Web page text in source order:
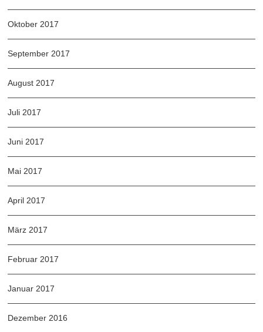
Oktober 2017
September 2017
August 2017
Juli 2017
Juni 2017
Mai 2017
April 2017
März 2017
Februar 2017
Januar 2017
Dezember 2016